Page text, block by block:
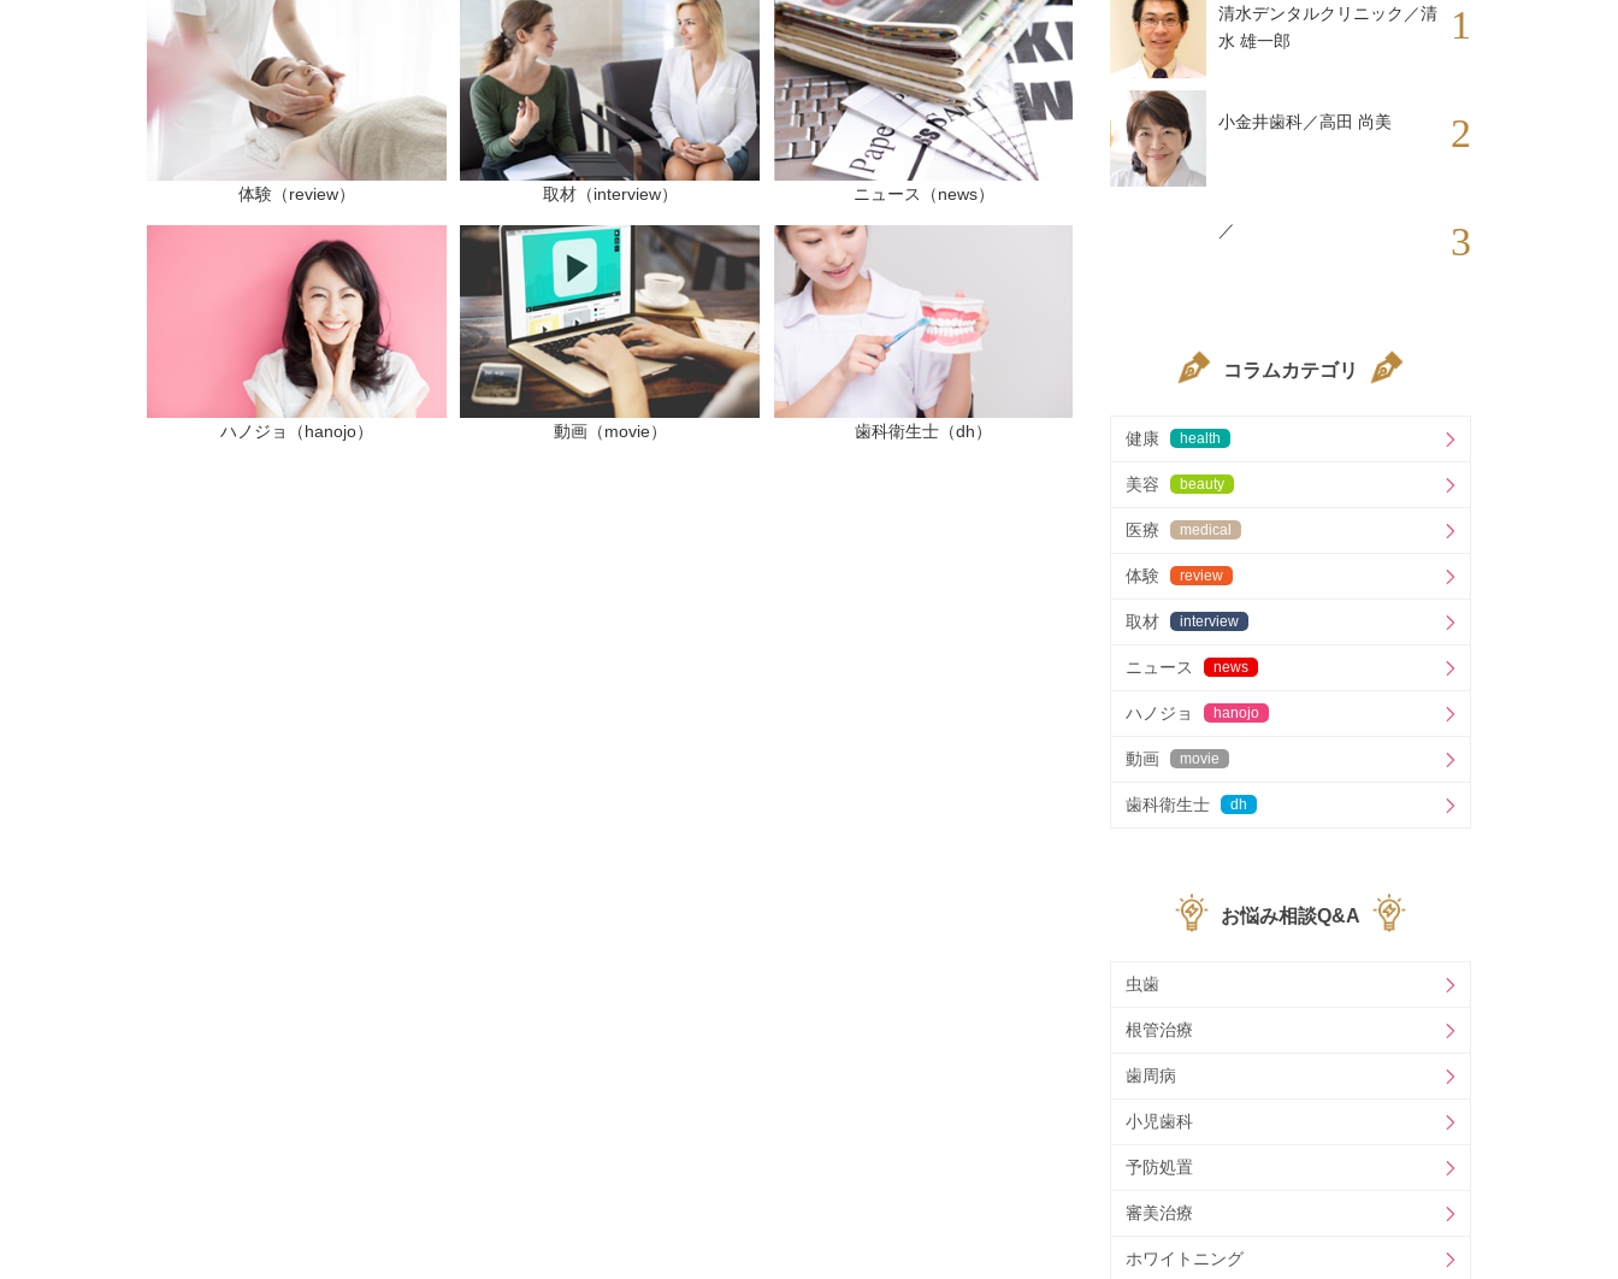
体験（review） 取材（interview） ニュース（news）
ハノジョ（hanojo） 動画（movie） 歯科衛生士（dh）
清水デンタルクリニック／清
水 雄一郎
1
小金井歯科／高田 尚美 2
／ 3
コラムカテゴリ
健康 health
美容 beauty
医療 medical
体験 review
取材 interview
ニュース news
ハノジョ hanojo
動画 movie
歯科衛生士 dh
お悩み相談Q&A
虫歯
根管治療
歯周病
小児歯科
予防処置
審美治療
ホワイトニング